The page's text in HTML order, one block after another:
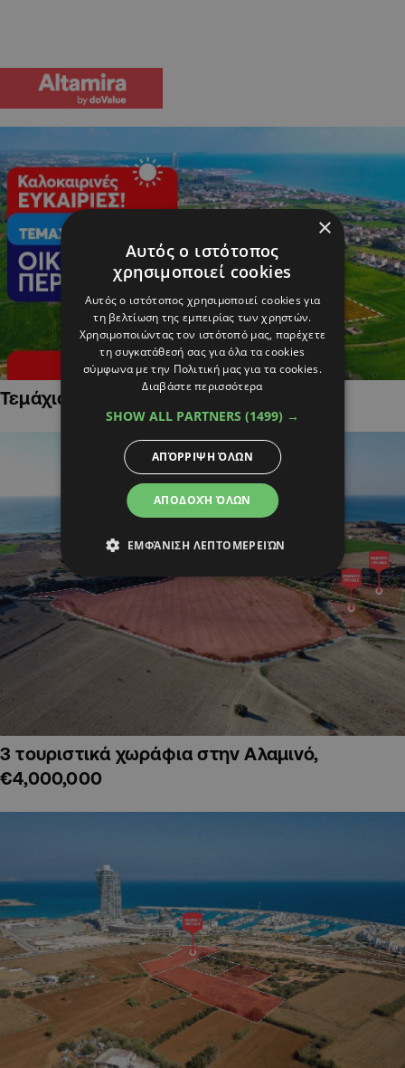
Τεμάχια Γης σε Οικιστικές Περιοχές
3 τουριστικά χωράφια στην Αλαμινό,
€4,000,000
×
Αυτός ο ιστότοπος
χρησιμοποιεί cookies
Αυτός ο ιστότοπος χρησιμοποιεί cookies για
τη βελτίωση της εμπειρίας των χρηστών.
Χρησιμοποιώντας τον ιστότοπό μας, παρέχετε
τη συγκατάθεσή σας για όλα τα cookies
σύμφωνα με την Πολιτική μας για τα cookies.
Διαβάστε περισσότερα
SHOW ALL PARTNERS (1499) →
ΑΠΟΔΟΧΉ ΌΛΩΝ
ΑΠΌΡΡΙΨΗ ΌΛΩΝ
ΕΜΦΆΝΙΣΗ ΛΕΠΤΟΜΕΡΕΙΏΝ